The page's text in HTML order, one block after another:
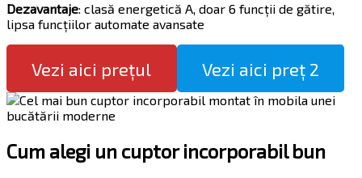
Dezavantaje: clasă energetică A, doar 6 funcții de gătire,
lipsa funcțiilor automate avansate
Vezi aici prețul Vezi aici preț 2
Cum alegi un cuptor incorporabil bun